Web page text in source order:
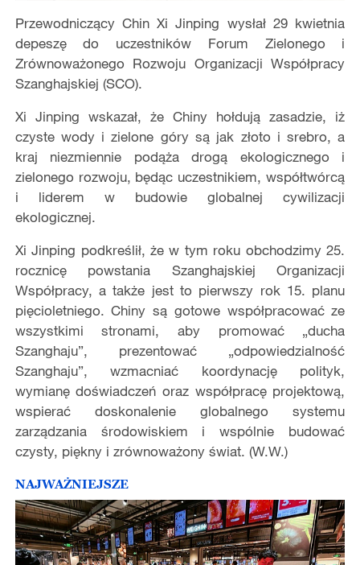
Przewodniczący Chin Xi Jinping wysłał 29 kwietnia
depeszę do uczestników Forum Zielonego i
Zrównoważonego Rozwoju Organizacji Współpracy
Szanghajskiej (SCO).
Xi Jinping wskazał, że Chiny hołdują zasadzie, iż
czyste wody i zielone góry są jak złoto i srebro, a
kraj niezmiennie podąża drogą ekologicznego i
zielonego rozwoju, będąc uczestnikiem, współtwórcą
i liderem w budowie globalnej cywilizacji
ekologicznej.
Xi Jinping podkreślił, że w tym roku obchodzimy 25.
rocznicę powstania Szanghajskiej Organizacji
Współpracy, a także jest to pierwszy rok 15. planu
pięcioletniego. Chiny są gotowe współpracować ze
wszystkimi stronami, aby promować „ducha
Szanghaju”, prezentować „odpowiedzialność
Szanghaju”, wzmacniać koordynację polityk,
wymianę doświadczeń oraz współpracę projektową,
wspierać doskonalenie globalnego systemu
zarządzania środowiskiem i wspólnie budować
czysty, piękny i zrównoważony świat. (W.W.)
NAJWAŻNIEJSZE